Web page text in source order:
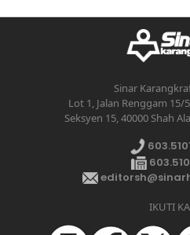
Sinar
Lot 1, Jalan Renggam 15/
Seksyen 15, 40000 Shah
IKUTI